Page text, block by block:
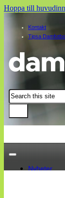
Hoppa till
Kontakt
Tipsa
Sök
Nyheter